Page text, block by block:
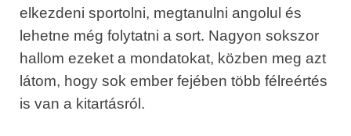
elkezdeni sportolni, megtanulni angolul és
lehetne még folytatni a sort. Nagyon sokszor
hallom ezeket a mondatokat, közben meg azt
látom, hogy sok ember fejében több félreértés
is van a kitartásról.